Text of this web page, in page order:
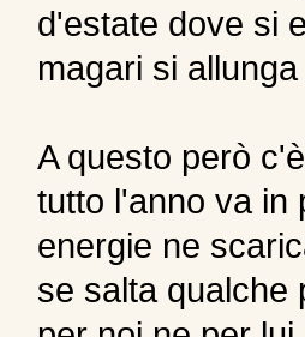
d'estate dove si
magari si
A questo però
tutto l'anno va in
energie ne
se salta qualche